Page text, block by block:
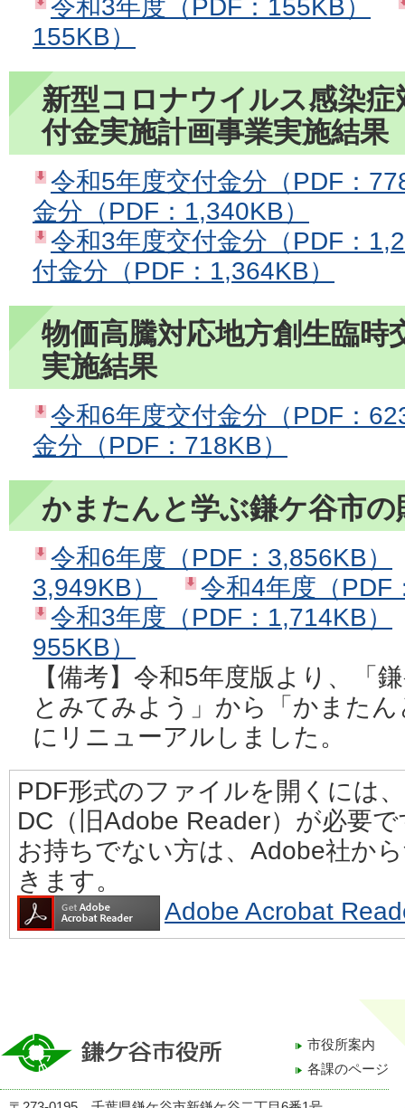
令和3年度（PDF：155KB）
155KB）
新型コロナウイルス感染
付金実施計画事業実施結果
令和5年度交付金分（PDF：
金分（PDF：1,340KB）
令和3年度交付金分（PDF：
付金分（PDF：1,364KB）
物価高騰対応地方創生臨時
実施結果
令和6年度交付金分（PDF：
金分（PDF：718KB）
かまたんと学ぶ鎌ケ谷市の
令和6年度（PDF：3,856KB）
3,949KB）
令和4年度（PDF
令和3年度（PDF：1,714KB）
955KB）
【備考】令和5年度版より、「
とみてみよう」から「かまた
にリニューアルしました。
PDF形式のファイルを開くには
DC（旧Adobe Reader）が必要
お持ちでない方は、Adobe社か
きます。
Adobe Acrobat
市役所案内
各課のページ